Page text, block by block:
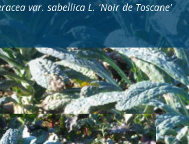
var. sabellica L. 'Noir de Toscane'
Graines Légumes > Choux > Chou